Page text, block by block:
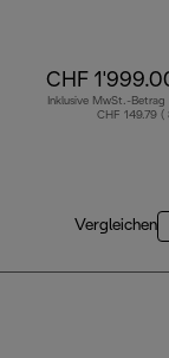
CHF
Inklusive MwSt.-Betrag
CHF 149.79 (
Vergleichen